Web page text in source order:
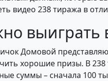
видео 238 тиража в
выиграть
Домовой
хорошие призы. В
суммы – сначала 100